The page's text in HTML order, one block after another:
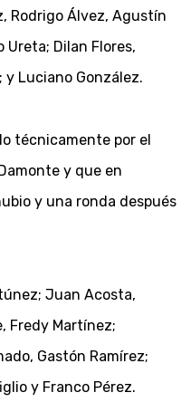
Rodrigo Álvez, Agustín
Ureta; Dilan Flores,
y Luciano González.
técnicamente por el
y que en
y una ronda después
Juan Acosta,
Fredy Martínez;
Gastón Ramírez;
y Franco Pérez.